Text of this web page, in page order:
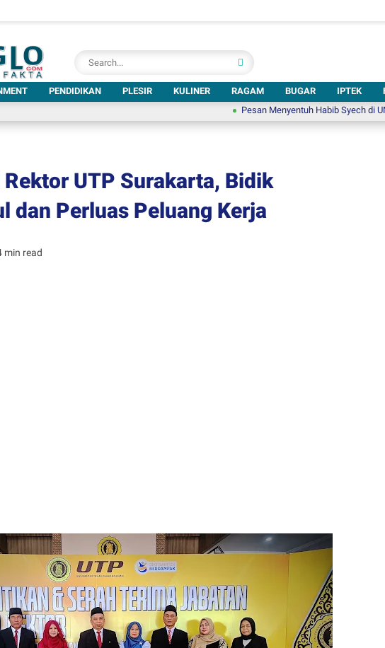
PENDIDIKAN PLESIR KULINER RAGAM BUGAR IPTEK
Pesan Menyentuh Habib Syech di UNSA
UTP Surakarta, Bidik
dan Perluas Peluang Kerja
min read